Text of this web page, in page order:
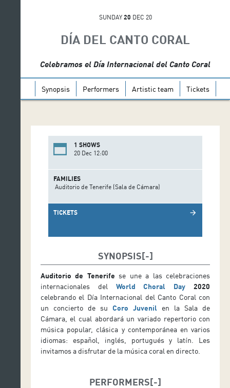
SUNDAY 20 DEC 20
DÍA DEL CANTO CORAL
Celebramos el Día Internacional del Canto Coral
Synopsis Performers Artistic team Tickets
1 SHOWS
20 Dec 12:00
FAMILIES
Auditorio de Tenerife (Sala de Cámara)
TICKETS arrow_forward
SYNOPSIS
Auditorio de Tenerife se une a las celebraciones
internacionales del World Choral Day2020
celebrando el Día Internacional del Canto Coral con
un concierto de su Coro Juvenil en la Sala de
Cámara, el cual abordará un variado repertorio con
música popular, clásica y contemporánea en varios
idiomas: español, inglés, portugués y latín. Les
invitamos a disfrutar de la música coral en directo.
PERFORMERS